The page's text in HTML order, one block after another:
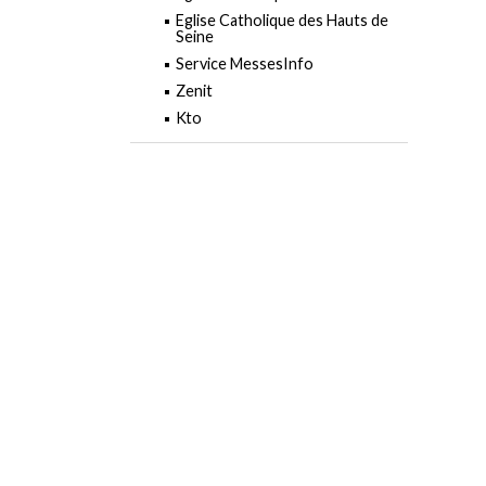
Eglise Catholique des Hauts de
Seine
Service MessesInfo
Zenit
Kto